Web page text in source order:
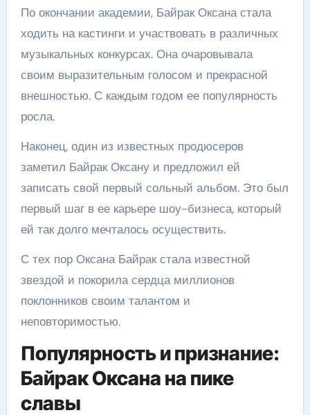
По окончании академии, Байрак Оксана стала
ходить на кастинги и участвовать в различных
музыкальных конкурсах. Она очаровывала
своим выразительным голосом и прекрасной
внешностью. С каждым годом ее популярность
росла.
Наконец, один из известных продюсеров
заметил Байрак Оксану и предложил ей
записать свой первый сольный альбом. Это был
первый шаг в ее карьере шоу-бизнеса, который
ей так долго мечталось осуществить.
С тех пор Оксана Байрак стала известной
звездой и покорила сердца миллионов
поклонников своим талантом и
неповторимостью.
Популярность и признание:
Байрак Оксана на пике
славы